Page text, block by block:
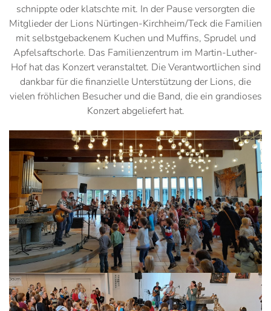
schnippte oder klatschte mit. In der Pause versorgten die
Mitglieder der Lions Nürtingen-Kirchheim/Teck die Familien
mit selbstgebackenem Kuchen und Muffins, Sprudel und
Apfelsaftschorle. Das Familienzentrum im Martin-Luther-
Hof hat das Konzert veranstaltet. Die Verantwortlichen sind
dankbar für die finanzielle Unterstützung der Lions, die
vielen fröhlichen Besucher und die Band, die ein grandioses
Konzert abgeliefert hat.